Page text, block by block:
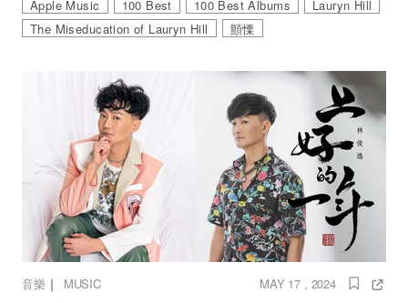
Apple Music 100 Best 100 Best Albums
Lauryn Hill
The Miseducation of Lauryn Hill
顫慄
音樂 ｜ MUSIC MAY 17 , 2024